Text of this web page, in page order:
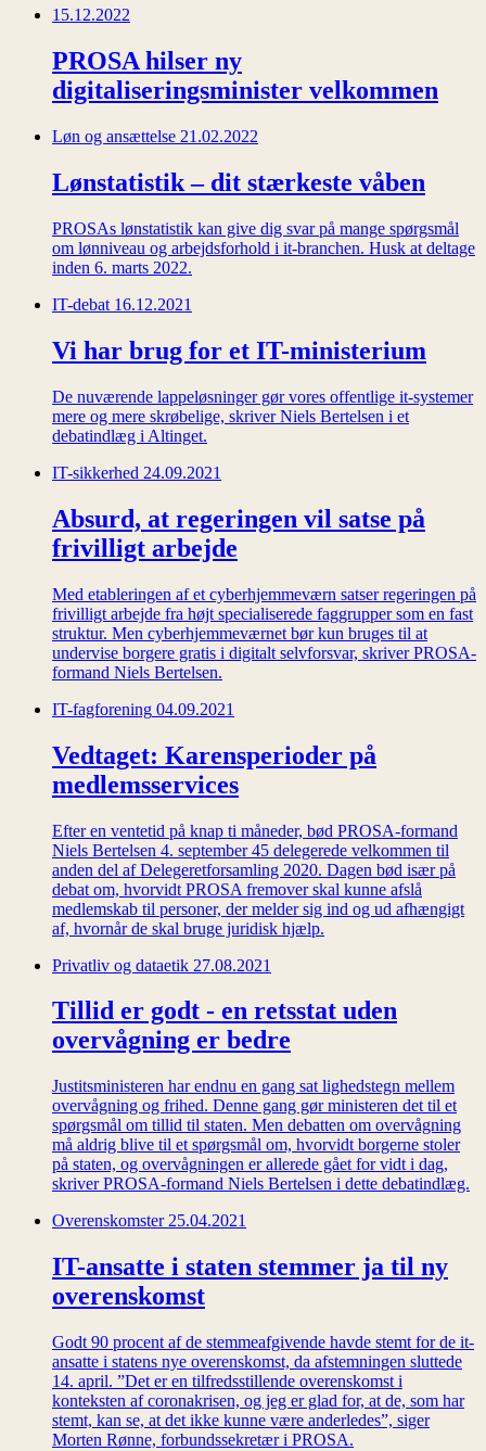
15.12.2022
PROSA hilser ny
digitaliseringsminister velkommen
Løn og ansættelse 21.02.2022
Lønstatistik – dit stærkeste våben
PROSAs lønstatistik kan give dig svar på mange spørgsmål
om lønniveau og arbejdsforhold i it-branchen. Husk at deltage
inden 6. marts 2022.
IT-debat 16.12.2021
Vi har brug for et IT-ministerium
De nuværende lappeløsninger gør vores offentlige it-systemer
mere og mere skrøbelige, skriver Niels Bertelsen i et
debatindlæg i Altinget.
IT-sikkerhed 24.09.2021
Absurd, at regeringen vil satse på
frivilligt arbejde
Med etableringen af et cyberhjemmeværn satser regeringen på
frivilligt arbejde fra højt specialiserede faggrupper som en fast
struktur. Men cyberhjemmeværnet bør kun bruges til at
undervise borgere gratis i digitalt selvforsvar, skriver PROSA-
formand Niels Bertelsen.
IT-fagforening 04.09.2021
Vedtaget: Karensperioder på
medlemsservices
Efter en ventetid på knap ti måneder, bød PROSA-formand
Niels Bertelsen 4. september 45 delegerede velkommen til
anden del af Delegeretforsamling 2020. Dagen bød især på
debat om, hvorvidt PROSA fremover skal kunne afslå
medlemskab til personer, der melder sig ind og ud afhængigt
af, hvornår de skal bruge juridisk hjælp.
Privatliv og dataetik 27.08.2021
Tillid er godt - en retsstat uden
overvågning er bedre
Justitsministeren har endnu en gang sat lighedstegn mellem
overvågning og frihed. Denne gang gør ministeren det til et
spørgsmål om tillid til staten. Men debatten om overvågning
må aldrig blive til et spørgsmål om, hvorvidt borgerne stoler
på staten, og overvågningen er allerede gået for vidt i dag,
skriver PROSA-formand Niels Bertelsen i dette debatindlæg.
Overenskomster 25.04.2021
IT-ansatte i staten stemmer ja til ny
overenskomst
Godt 90 procent af de stemmeafgivende havde stemt for de it-
ansatte i statens nye overenskomst, da afstemningen sluttede
14. april. ”Det er en tilfredsstillende overenskomst i
konteksten af coronakrisen, og jeg er glad for, at de, som har
stemt, kan se, at det ikke kunne være anderledes”, siger
Morten Rønne, forbundssekretær i PROSA.